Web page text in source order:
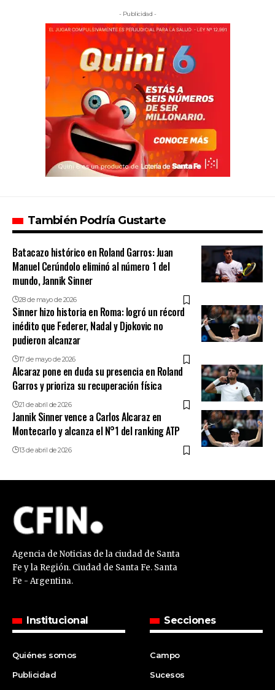
- Publicidad -
También Podría Gustarte
Batacazo histórico en Roland Garros: Juan
Manuel Cerúndolo eliminó al número 1 del
mundo, Jannik Sinner
28 de mayo de 2026
Sinner hizo historia en Roma: logró un récord
inédito que Federer, Nadal y Djokovic no
pudieron alcanzar
17 de mayo de 2026
Alcaraz pone en duda su presencia en Roland
Garros y prioriza su recuperación física
21 de abril de 2026
Jannik Sinner vence a Carlos Alcaraz en
Montecarlo y alcanza el N°1 del ranking ATP
13 de abril de 2026
Agencia de Noticias de la ciudad de Santa
Fe y la Región. Ciudad de Santa Fe. Santa
Fe - Argentina.
Institucional
Quiénes somos
Publicidad
Secciones
Campo
Sucesos